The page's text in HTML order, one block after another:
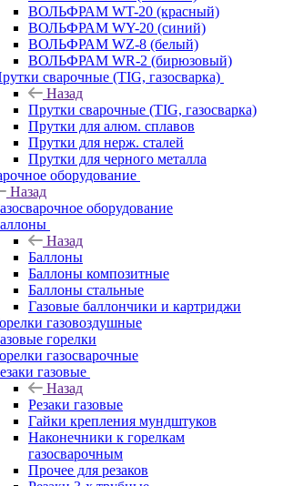
ВОЛЬФРАМ WT-20 (красный)
ВОЛЬФРАМ WY-20 (синий)
ВОЛЬФРАМ WZ-8 (белый)
ВОЛЬФРАМ WR-2 (бирюзовый)
сварочные (TIG, газосварка)
Назад
Прутки сварочные (TIG, газосварка)
Прутки для алюм. сплавов
Прутки для нерж. сталей
Прутки для черного металла
оборудование
Назад
оборудование
Назад
Баллоны
Баллоны композитные
Баллоны стальные
Газовые баллончики и картриджи
газовоздушные
горелки
газосварочные
газовые
Назад
Резаки газовые
Гайки крепления мундштуков
Наконечники к горелкам
газосварочным
Прочее для резаков